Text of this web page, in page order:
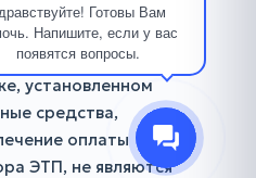
Готовы Вам
Напишите, если у вас
появятся вопросы.
блокирования,
средств
установленном
средства,
оплаты
ЭТП, не являются